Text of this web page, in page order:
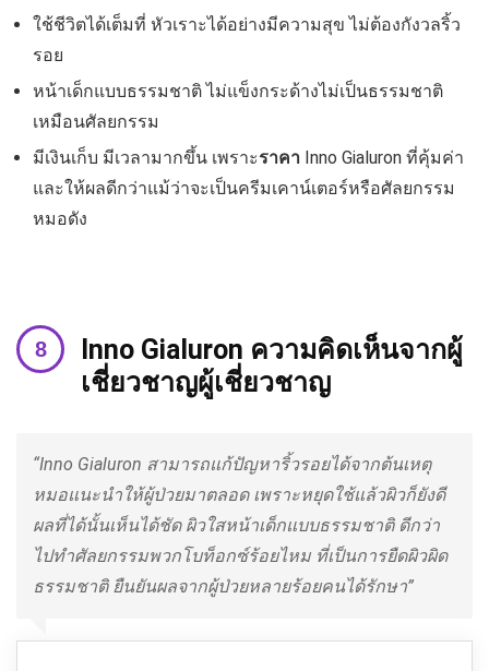
ใช้ชีวิตได้เต็มที่ หัวเราะได้อย่างมีความสุข ไม่ต้องกังวลริ้ว
รอย
หน้าเด็กแบบธรรมชาติ ไม่แข็งกระด้างไม่เป็นธรรมชาติ
เหมือนศัลยกรรม
มีเงินเก็บ มีเวลามากขึ้น เพราะราคา Inno Gialuron ที่คุ้มค่า
และให้ผลดีกว่าแม้ว่าจะเป็นครีมเคาน์เตอร์หรือศัลยกรรม
หมอดัง
Inno Gialuron ความคิดเห็นจากผู้
เชี่ยวชาญผู้เชี่ยวชาญ
“Inno Gialuron สามารถแก้ปัญหาริ้วรอยได้จากต้นเหตุ
หมอแนะนำให้ผู้ป่วยมาตลอด เพราะหยุดใช้แล้วผิวก็ยังดี
ผลที่ได้นั้นเห็นได้ชัด ผิวใสหน้าเด็กแบบธรรมชาติ ดีกว่า
ไปทำศัลยกรรมพวกโบท็อกซ์ร้อยไหม ที่เป็นการยืดผิวผิด
ธรรมชาติ ยืนยันผลจากผู้ป่วยหลายร้อยคนได้รักษา”